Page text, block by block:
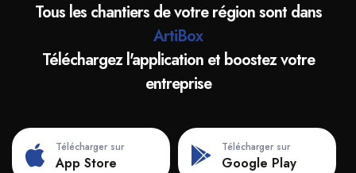
Tous les chantiers de votre région sont dans
ArtiBox
Téléchargez l'application et boostez votre
entreprise
Télécharger sur
App Store
Télécharger sur
Google Play